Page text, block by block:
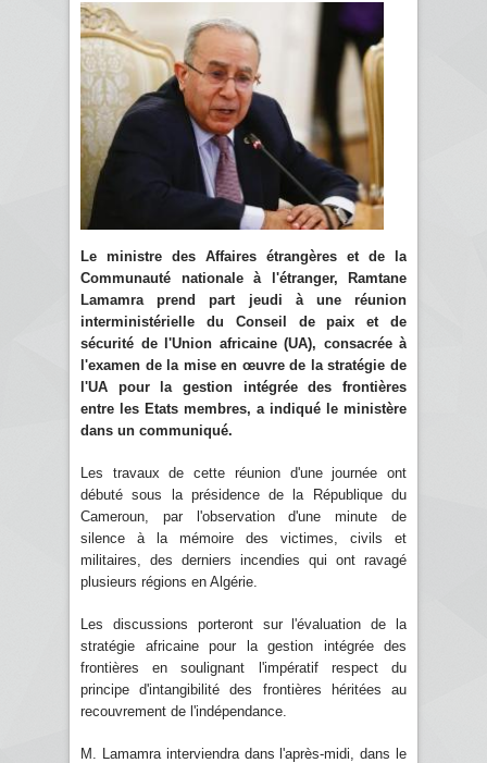
Le ministre des Affaires étrangères et de la
Communauté nationale à l'étranger, Ramtane
Lamamra prend part jeudi à une réunion
interministérielle du Conseil de paix et de
sécurité de l'Union africaine (UA), consacrée à
l'examen de la mise en œuvre de la stratégie de
l'UA pour la gestion intégrée des frontières
entre les Etats membres, a indiqué le ministère
dans un communiqué.
Les travaux de cette réunion d'une journée ont
débuté sous la présidence de la République du
Cameroun, par l'observation d'une minute de
silence à la mémoire des victimes, civils et
militaires, des derniers incendies qui ont ravagé
plusieurs régions en Algérie.
Les discussions porteront sur l'évaluation de la
stratégie africaine pour la gestion intégrée des
frontières en soulignant l'impératif respect du
principe d'intangibilité des frontières héritées au
recouvrement de l'indépendance.
M. Lamamra interviendra dans l'après-midi, dans le